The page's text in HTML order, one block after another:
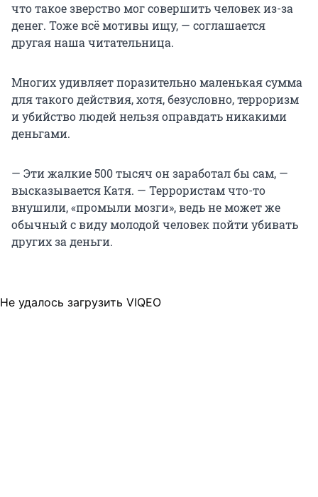
что такое зверство мог совершить человек из-за
денег. Тоже всё мотивы ищу, — соглашается
другая наша читательница.
Многих удивляет поразительно маленькая сумма
для такого действия, хотя, безусловно, терроризм
и убийство людей нельзя оправдать никакими
деньгами.
— Эти жалкие 500 тысяч он заработал бы сам, —
высказывается Катя. — Террористам что-то
внушили, «промыли мозги», ведь не может же
обычный с виду молодой человек пойти убивать
других за деньги.
Не удалось загрузить VIQEO